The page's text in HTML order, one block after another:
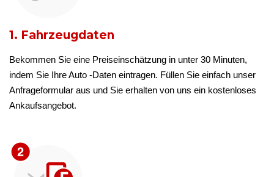
1. Fahrzeugdaten
Bekommen Sie eine Preiseinschätzung in unter 30 Minuten,
indem Sie Ihre Auto -Daten eintragen. Füllen Sie einfach unser
Anfrageformular aus und Sie erhalten von uns ein kostenloses
Ankaufsangebot.